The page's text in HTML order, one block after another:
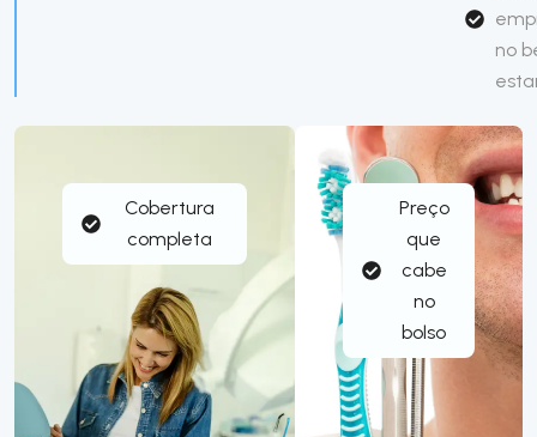
Cobertura
completa
Preço
que
cabe
no
bolso
no